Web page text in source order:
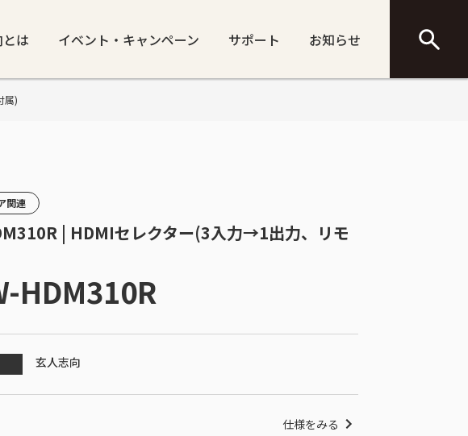
は イベント・キャンペーン サポート お知らせ
属)
関連
| HDMIセレクター(3入力→1出力、リモ
HDM310R
玄人志向
仕様をみる